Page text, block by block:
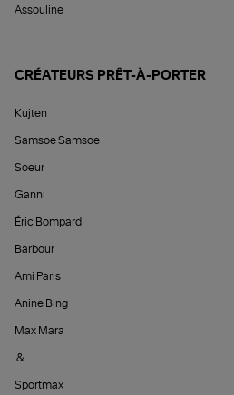
Assouline
CRÉATEURS PRÊT-À-PORTER
Kujten
Samsoe Samsoe
Soeur
Ganni
Éric Bompard
Barbour
Ami Paris
Anine Bing
Max Mara
&
Sportmax